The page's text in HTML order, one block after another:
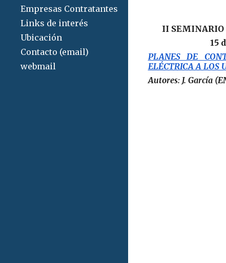
Empresas Contratantes
Links de interés
Ubicación
Contacto (email)
webmail
II SEMINARIO
15
PLANES DE
ELÉCTRICA A LOS
Autores: J. García